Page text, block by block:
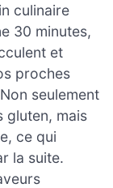
culinaire
30 minutes,
et
proches
seulement
gluten, mais
ce qui
la suite.